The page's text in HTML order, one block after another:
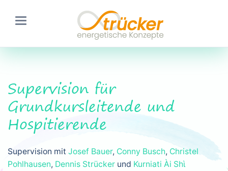
Supervision für
Grundkursleitende und
Hospitierende
Supervision mitJosef Bauer, Conny Busch, Christel
Pohlhausen, Dennis Strücker und Kurniati Ài Shὶ